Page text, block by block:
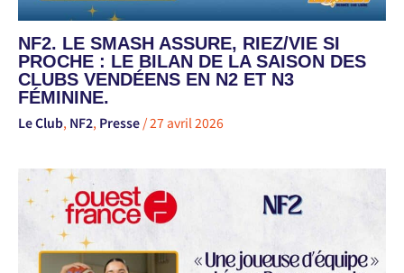
NF2. LE SMASH ASSURE, RIEZ/VIE SI
PROCHE : LE BILAN DE LA SAISON DES
CLUBS VENDÉENS EN N2 ET N3
FÉMININE.
Le Club, NF2, Presse /27 avril 2026